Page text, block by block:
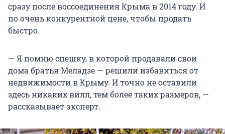
сразу после воссоединения Крыма в 2014 году. И
по очень конкурентной цене, чтобы продать
быстро.
— Я помню спешку, в которой продавали свои
дома братья Меладзе — решили избавиться от
недвижимости в Крыму. И точно не оставили
здесь никаких вилл, тем более таких размеров, —
рассказывает эксперт.